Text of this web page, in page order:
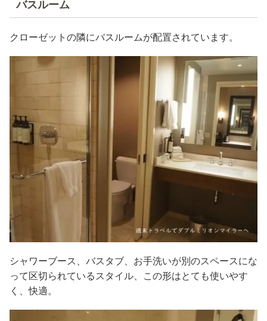
バスルーム
クローゼットの隣にバスルームが配置されています。
シャワーブース、バスタブ、お手洗いが別のスペースにな
って区切られているスタイル、この形はとても使いやす
く、快適。